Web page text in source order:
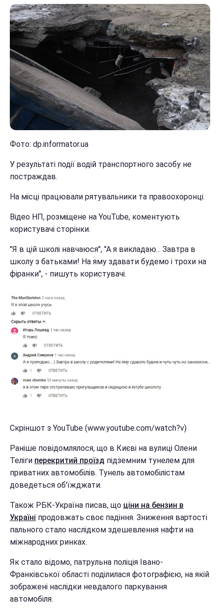
Фото: dp.informator.ua
У результаті події водій транспортного засобу не
постраждав.
На місці працювали рятувальники та правоохоронці.
Відео НП, розміщене на YouTube, коментують
користувачі сторінки.
"Я в цій школі навчаюся", "А я викладаю... Завтра в
школу з батьками! На яму здавати будемо і трохи на
фіранки", - пишуть користувачі.
Скріншот з YouTube (www.youtube.com/watch?v)
Раніше повідомлялося, що в Києві на вулиці Олени
Теліги перекритий проїзд підземним тунелем для
приватних автомобілів. Тунель автомобілістам
доведеться об'їжджати.
Також РБК-Україна писав, що ціни на бензин в
Україні продовжать своє падіння. Зниження вартості
пального стало наслідком здешевлення нафти на
міжнародних ринках.
Як стало відомо, патрульна поліція Івано-
Франківської області поділилася фотографією, на якій
зображені наслідки невдалого паркування
автомобіля.